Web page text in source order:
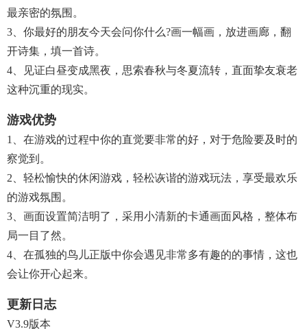
最亲密的氛围。
3、你最好的朋友今天会问你什么?画一幅画，放进画廊，翻
开诗集，填一首诗。
4、见证白昼变成黑夜，思索春秋与冬夏流转，直面挚友衰老
这种沉重的现实。
游戏优势
1、在游戏的过程中你的直觉要非常的好，对于危险要及时的
察觉到。
2、轻松愉快的休闲游戏，轻松诙谐的游戏玩法，享受最欢乐
的游戏氛围。
3、画面设置简洁明了，采用小清新的卡通画面风格，整体布
局一目了然。
4、在孤独的鸟儿正版中你会遇见非常多有趣的的事情，这也
会让你开心起来。
更新日志
V3.9版本